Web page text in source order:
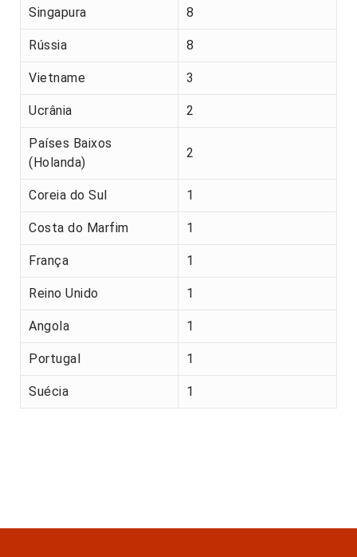
Singapura 8
Rússia 8
Vietname 3
Ucrânia 2
Países Baixos
(Holanda)
2
Coreia do Sul 1
Costa do Marfim 1
França 1
Reino Unido 1
Angola 1
Portugal 1
Suécia 1